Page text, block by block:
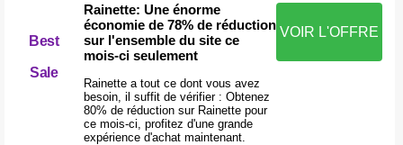
Best
Sale
Rainette: Une énorme
économie de 78% de réduction
sur l'ensemble du site ce
mois-ci seulement
Rainette a tout ce dont vous avez
besoin, il suffit de vérifier : Obtenez
80% de réduction sur Rainette pour
ce mois-ci, profitez d'une grande
expérience d'achat maintenant.
VOIR L'OFFRE